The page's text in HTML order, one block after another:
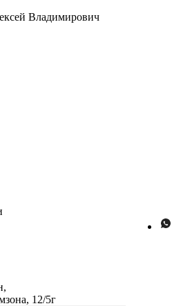
Владимирович
12/5г